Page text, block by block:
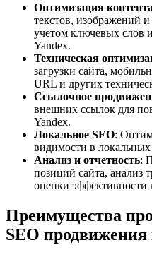
Оптимизация контента
текстов, изображений
учетом ключевых слов
Yandex.
Техническая
загрузки сайта,
URL и других
Ссылочное
внешних ссылок для
Yandex.
Локальное SEO:
видимости в локальных
Анализ и отчетность:
позиций сайта, анализ
оценки эффективности
Преимущества
SEO продвижения